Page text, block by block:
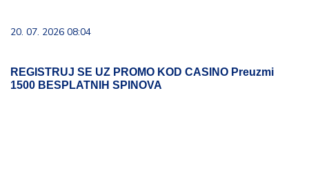
20. 07. 2026 08:04
REGISTRUJ SE UZ PROMO KOD CASINO Preuzmi
1500 BESPLATNIH SPINOVA